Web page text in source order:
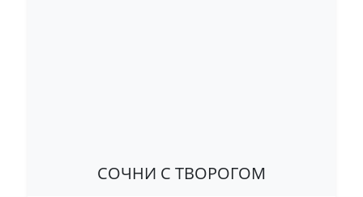
СОЧНИ С ТВОРОГОМ